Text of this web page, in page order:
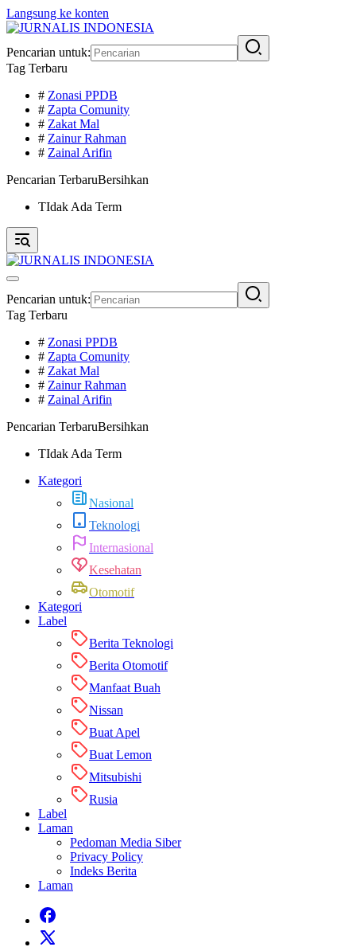
Langsung ke konten
Pencarian untuk:
Tag Terbaru
# Zonasi PPDB
# Zapta Comunity
# Zakat Mal
# Zainur Rahman
# Zainal Arifin
Pencarian TerbaruBersihkan
TIdak Ada Term
Pencarian untuk:
Tag Terbaru
# Zonasi PPDB
# Zapta Comunity
# Zakat Mal
# Zainur Rahman
# Zainal Arifin
Pencarian TerbaruBersihkan
TIdak Ada Term
Kategori
Nasional
Teknologi
Internasional
Kesehatan
Otomotif
Kategori
Label
Berita Teknologi
Berita Otomotif
Manfaat Buah
Nissan
Buat Apel
Buat Lemon
Mitsubishi
Rusia
Label
Laman
Pedoman Media Siber
Privacy Policy
Indeks Berita
Laman